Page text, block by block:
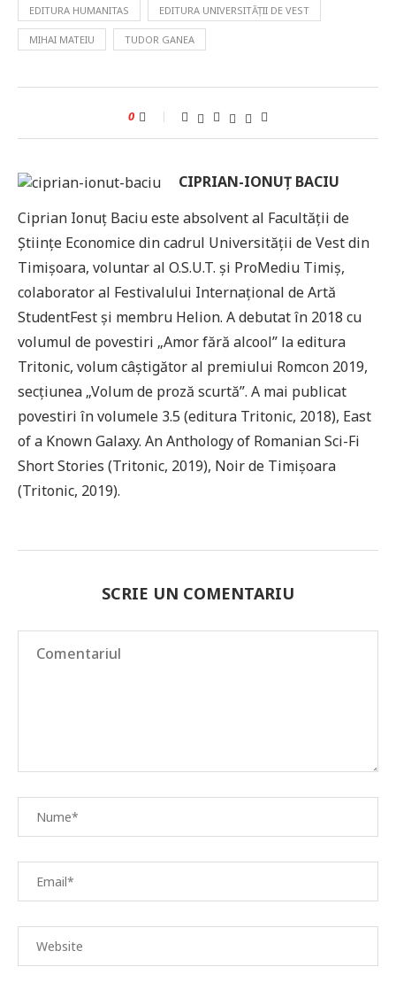
EDITURA HUMANITAS EDITURA UNIVERSITĂȚII DE VEST
MIHAI MATEIU TUDOR GANEA
0
CIPRIAN-IONUȚ BACIU
Ciprian Ionuț Baciu este absolvent al Facultății de
Științe Economice din cadrul Universității de Vest din
Timișoara, voluntar al O.S.U.T. și ProMediu Timiș,
colaborator al Festivalului Internațional de Artă
StudentFest și membru Helion. A debutat în 2018 cu
volumul de povestiri „Amor fără alcool” la editura
Tritonic, volum câștigător al premiului Romcon 2019,
secțiunea „Volum de proză scurtă”. A mai publicat
povestiri în volumele 3.5 (editura Tritonic, 2018), East
of a Known Galaxy. An Anthology of Romanian Sci-Fi
Short Stories (Tritonic, 2019), Noir de Timișoara
(Tritonic, 2019).
SCRIE UN COMENTARIU